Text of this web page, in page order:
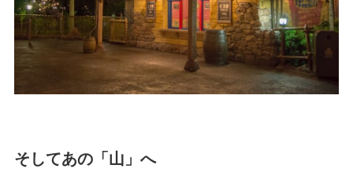
そしてあの「山」へ